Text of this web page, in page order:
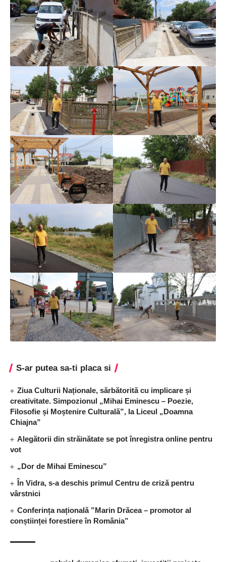
S-ar putea sa-ti placa si
Ziua Culturii Naționale, sărbătorită cu implicare și
creativitate. Simpozionul „Mihai Eminescu – Poezie,
Filosofie și Moștenire Culturală”, la Liceul „Doamna
Chiajna”
Alegătorii din străinătate se pot înregistra online pentru
vot
„Dor de Mihai Eminescu”
În Vidra, s-a deschis primul Centru de criză pentru
vârstnici
Conferința națională ”Marin Drăcea – promotor al
conștiinței forestiere în România”